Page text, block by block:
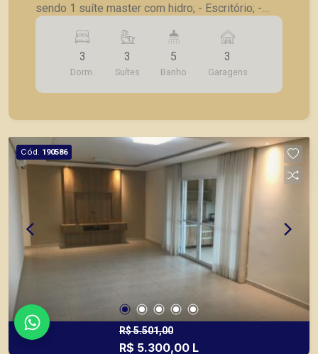
sendo 1 suíte master com hidro; - Escritório; -
Lavabo; - Sala para 2 ambientes; - Sala de TV; -
Sacada; - Cozinha planejada; - Despensa; -
Lavanderia; - Banheiro de serviço; - 3 vagas de
garagem. A Piramid tem como objetivo atender
seus clientes com agilidade e segurança, em
Ribeirão Preto.
3
Dorm.
3
Suítes
5
Banho
3
Garagens
Cód. 190586
R$ 5.501,00
R$ 5.300,00 L